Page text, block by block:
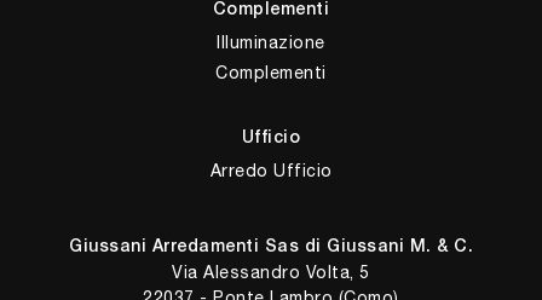
Complementi
Illuminazione
Complementi
Ufficio
Arredo Ufficio
Giussani Arredamenti Sas di Giussani M. & C.
Via Alessandro Volta, 5